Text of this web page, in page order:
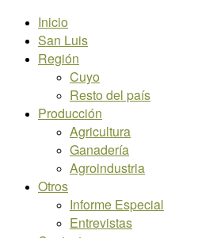
Inicio
San Luis
Región
Cuyo
Resto del país
Producción
Agricultura
Ganadería
Agroindustria
Otros
Informe Especial
Entrevistas